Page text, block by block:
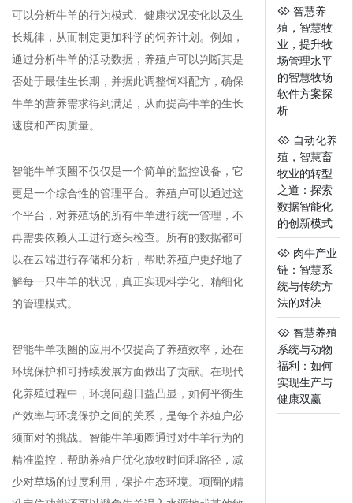
可以分析牛羊的行为模式、健康状况变化以及生
长规律，从而制定更加科学的饲养计划。例如，
通过分析牛羊的活动数据，养殖户可以判断其是
否处于最佳生长期，并据此调整饲料配方，确保
牛羊的营养需求得到满足，从而提高牛羊的生长
速度和产肉质量。
智能牛羊项圈不仅仅是一个简单的监控设备，它
更是一个综合性的管理平台。养殖户可以通过这
个平台，对养殖场的所有牛羊进行统一管理，不
再需要依赖人工进行逐头检查。所有的数据都可
以在云端进行存储和分析，帮助养殖户更好地了
解每一只牛羊的状况，真正实现科学化、精细化
的管理模式。
智能牛羊项圈的应用不仅提高了养殖效率，还在
环境保护和可持续发展方面做出了贡献。在现代
化养殖过程中，环境问题日益凸显，如何平衡生
产效率与环境保护之间的关系，是每个养殖户必
须面对的挑战。智能牛羊项圈通过对牛羊行为的
精准监控，帮助养殖户优化放牧时间和路径，减
少对草场的过度利用，保护生态环境。项圈的精
智慧养
殖，智慧牧
业，提升牧
场管理水平
的智慧牧场
软件方案探
析
自动化养
殖，智慧畜
牧业的转型
之道：探索
数据智能化
的创新模式
肉牛产业
链：智慧系
统与传统方
法的对决
智慧养殖
系统与动物
福利：如何
实现生产与
健康双赢